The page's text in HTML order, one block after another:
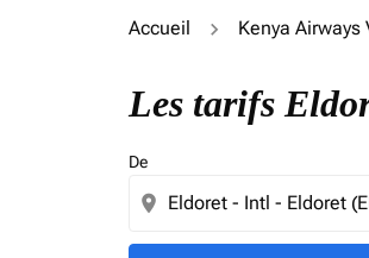
Accueil Kenya Airways
Les tarifs
De
location_on
Essayez de mettre à jour